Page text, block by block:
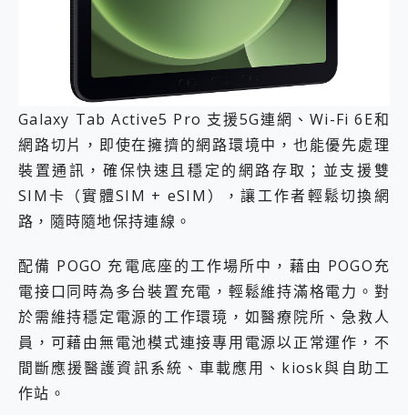
Galaxy Tab Active5 Pro 支援5G連網、Wi-Fi 6E和
網路切片，即使在擁擠的網路環境中，也能優先處理
裝置通訊，確保快速且穩定的網路存取；並支援雙
SIM卡（實體SIM + eSIM），讓工作者輕鬆切換網
路，隨時隨地保持連線。
配備 POGO 充電底座的工作場所中，藉由 POGO充
電接口同時為多台裝置充電，輕鬆維持滿格電力。對
於需維持穩定電源的工作環璄，如醫療院所、急救人
員，可藉由無電池模式連接專用電源以正常運作，不
間斷應援醫護資訊系統、車載應用、kiosk與自助工
作站。